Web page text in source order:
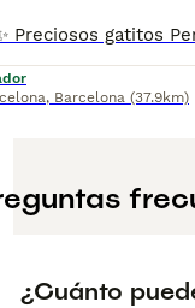
, Barcelona (37.9km)
¿Cuánto